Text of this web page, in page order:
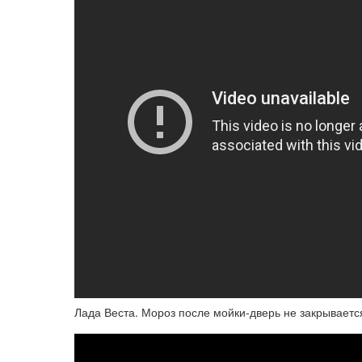
Лада Веста. Мороз после мойки-дверь не